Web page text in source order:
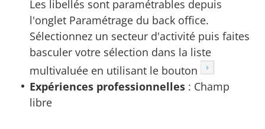
Les libellés sont paramétrables depuis
l'onglet Paramétrage du back office.
Sélectionnez un secteur d'activité puis faites
basculer votre sélection dans la liste
multivaluée en utilisant le bouton
Expériences professionnelles : Champ
libre